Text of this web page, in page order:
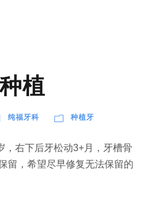
植
纯福牙科 种植牙
，右下后牙松动3+月，牙槽骨
留，希望尽早修复无法保留的